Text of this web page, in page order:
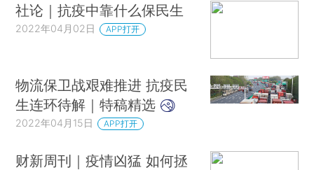
社论｜抗疫中靠什么保民生
2022年04月02日 APP打开
物流保卫战艰难推进 抗疫民
生连环待解｜特稿精选
2022年04月15日 APP打开
财新周刊｜疫情凶猛 如何拯